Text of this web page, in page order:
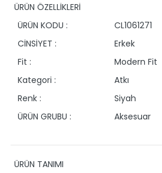
ÜRÜN ÖZELLİKLERİ
ÜRÜN KODU :
CL1061271
CİNSİYET :
Erkek
Fit :
Modern Fit
Kategori :
Atkı
Renk :
Siyah
ÜRÜN GRUBU :
Aksesuar
ÜRÜN TANIMI